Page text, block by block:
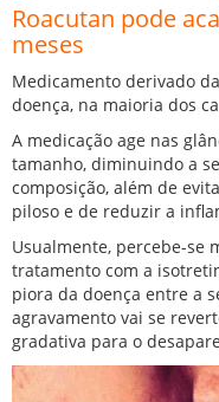
Roacutan pode
meses
Medicamento derivado
doença, na maioria dos
A medicação age nas
tamanho, diminuindo a
composição, além de
piloso e de reduzir a
Usualmente, percebe-se
tratamento com a
piora da doença entre a
agravamento vai se
gradativa para o